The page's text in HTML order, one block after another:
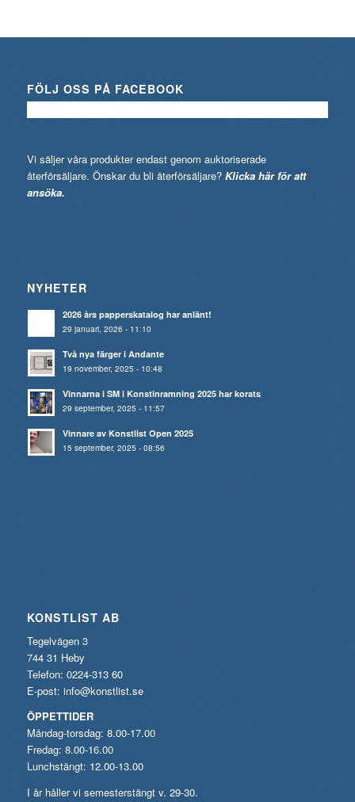
FÖLJ OSS PÅ FACEBOOK
Vi säljer våra produkter endast genom auktoriserade
återförsäljare. Önskar du bli återförsäljare? Klicka här för att
ansöka.
NYHETER
2026 års papperskatalog har anlänt!
29 januari, 2026 - 11:10
Två nya färger i Andante
19 november, 2025 - 10:48
Vinnarna i SM i Konstinramning 2025 har korats
29 september, 2025 - 11:57
Vinnare av Konstlist Open 2025
15 september, 2025 - 08:56
KONSTLIST AB
Tegelvägen 3
744 31 Heby
Telefon: 0224-313 60
E-post: info@konstlist.se
ÖPPETTIDER
Måndag-torsdag: 8.00-17.00
Fredag: 8.00-16.00
Lunchstängt: 12.00-13.00
I år håller vi semesterstängt v. 29-30.